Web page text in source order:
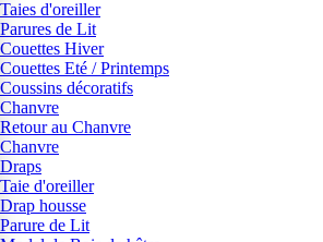
Taies d'oreiller
Parures de Lit
Couettes Hiver
Couettes Eté / Printemps
Coussins décoratifs
Chanvre
Retour au Chanvre
Chanvre
Draps
Taie d'oreiller
Drap housse
Parure de Lit